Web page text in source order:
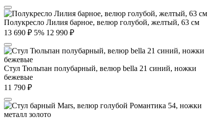
Полукресло Лилия барное, велюр голубой, желтый, 63 см
13 690 ₽ 5% 12 990 ₽
Стул Тюльпан полубарный, велюр bella 21 синий, ножки
бежевые
11 790 ₽